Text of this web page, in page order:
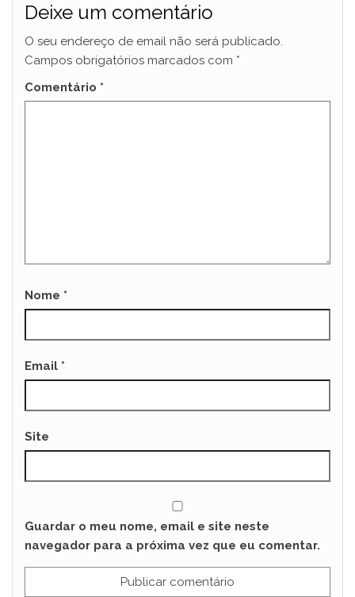
Deixe um comentário
O seu endereço de email não será publicado.
Campos obrigatórios marcados com *
Comentário *
Nome *
Email *
Site
Guardar o meu nome, email e site neste
navegador para a próxima vez que eu comentar.